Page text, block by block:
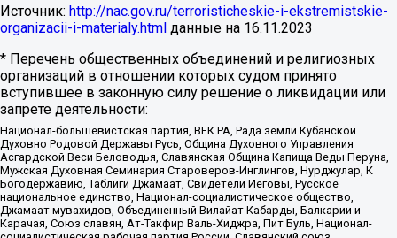
Источник: http://nac.gov.ru/terroristicheskie-i-ekstremistskie-
organizacii-i-materialy.html данные на 16.11.2023
* Перечень общественных объединений и религиозных
организаций в отношении которых судом принято
вступившее в законную силу решение о ликвидации или
запрете деятельности:
Национал-большевистская партия, ВЕК РА, Рада земли Кубанской
Духовно Родовой Державы Русь, Община Духовного Управления
Асгардской Веси Беловодья, Славянская Община Капища Веды Перуна,
Мужская Духовная Семинария Староверов-Инглингов, Нурджулар, К
Богодержавию, Таблиги Джамаат, Свидетели Иеговы, Русское
национальное единство, Национал-социалистическое общество,
Джамаат мувахидов, Объединенный Вилайат Кабарды, Балкарии и
Карачая, Союз славян, Ат-Такфир Валь-Хиджра, Пит Буль, Национал-